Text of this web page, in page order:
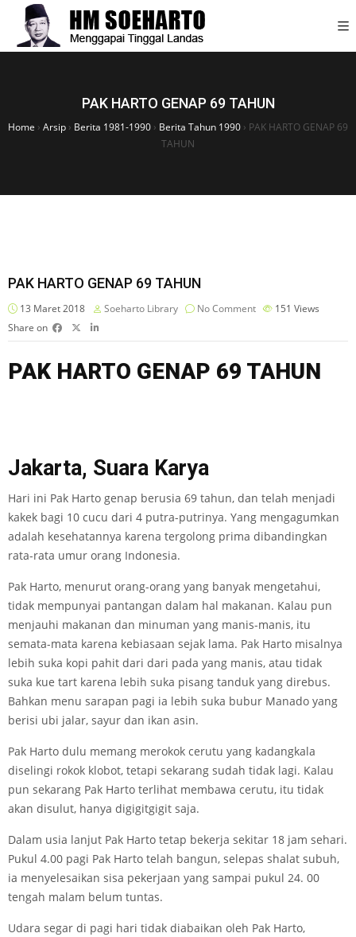
PAK HARTO GENAP 69 TAHUN
Home › Arsip › Berita 1981-1990 › Berita Tahun 1990 › PAK HARTO GENAP 69
TAHUN
PAK HARTO GENAP 69 TAHUN
13 Maret 2018 Soeharto Library No Comment 151 Views
Share on
PAK HARTO GENAP 69 TAHUN
Jakarta, Suara Karya
Hari ini Pak Harto genap berusia 69 tahun, dan telah menjadi
kakek bagi 10 cucu dari 4 putra-putrinya. Yang mengagumkan
adalah kesehatannya karena tergolong prima dibandingkan
rata-rata umur orang Indonesia.
Pak Harto, menurut orang-orang yang banyak mengetahui,
tidak mempunyai pantangan dalam hal makanan. Kalau pun
menjauhi makanan dan minuman yang manis-manis, itu
semata-mata karena kebiasaan sejak lama. Pak Harto misalnya
lebih suka kopi pahit dari dari pada yang manis, atau tidak
suka kue tart karena lebih suka pisang tanduk yang direbus.
Bahkan menu sarapan pagi ia lebih suka bubur Manado yang
berisi ubi jalar, sayur dan ikan asin.
Pak Harto dulu memang merokok cerutu yang kadangkala
diselingi rokok klobot, tetapi sekarang sudah tidak lagi. Kalau
pun sekarang Pak Harto terlihat membawa cerutu, itu tidak
akan disulut, hanya digigit­gigit saja.
Dalam usia lanjut Pak Harto tetap bekerja sekitar 18 jam sehari.
Pukul 4.00 pagi Pak Harto telah bangun, selepas shalat subuh,
ia menyelesaikan sisa pekerjaan yang sampai pukul 24. 00
tengah malam belum tuntas.
Udara segar di pagi hari tidak diabaikan oleh Pak Harto,